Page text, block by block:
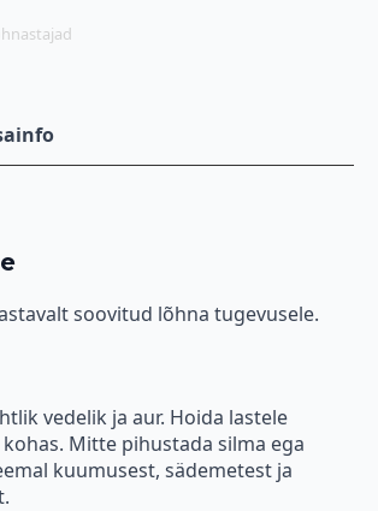
soovitud lõhna tugevusele.
vedelik ja aur. Hoida lastele
Mitte pihustada silma ega
kuumusest, sädemetest ja